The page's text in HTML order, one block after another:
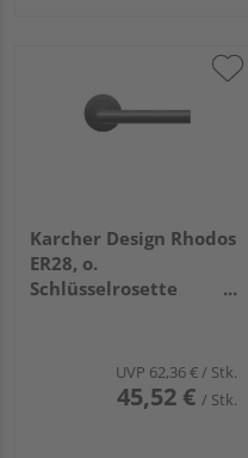
Karcher Design Rhodos
ER28, o.
Schlüsselrosette
UVP 62,36 €/ Stk.
45,52 € / Stk.